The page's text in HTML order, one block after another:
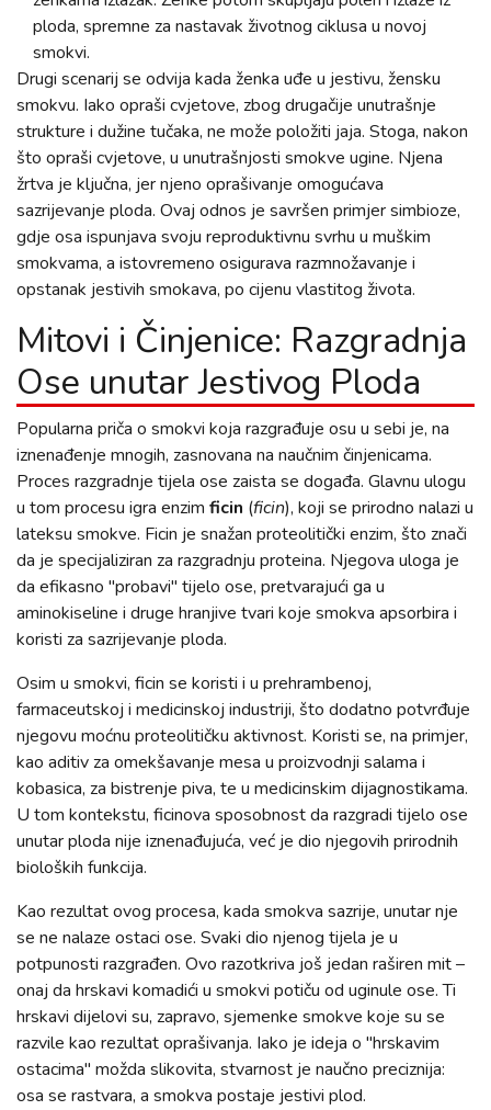
ploda, spremne za nastavak životnog ciklusa u novoj
smokvi.
Drugi scenarij se odvija kada ženka uđe u jestivu, žensku
smokvu. Iako opraši cvjetove, zbog drugačije unutrašnje
strukture i dužine tučaka, ne može položiti jaja. Stoga, nakon
što opraši cvjetove, u unutrašnjosti smokve ugine. Njena
žrtva je ključna, jer njeno oprašivanje omogućava
sazrijevanje ploda. Ovaj odnos je savršen primjer simbioze,
gdje osa ispunjava svoju reproduktivnu svrhu u muškim
smokvama, a istovremeno osigurava razmnožavanje i
opstanak jestivih smokava, po cijenu vlastitog života.
Mitovi i Činjenice: Razgradnja
Ose unutar Jestivog Ploda
Popularna priča o smokvi koja razgrađuje osu u sebi je, na
iznenađenje mnogih, zasnovana na naučnim činjenicama.
Proces razgradnje tijela ose zaista se događa. Glavnu ulogu
u tom procesu igra enzim ficin (ficin), koji se prirodno nalazi u
lateksu smokve. Ficin je snažan proteolitički enzim, što znači
da je specijaliziran za razgradnju proteina. Njegova uloga je
da efikasno "probavi" tijelo ose, pretvarajući ga u
aminokiseline i druge hranjive tvari koje smokva apsorbira i
koristi za sazrijevanje ploda.
Osim u smokvi, ficin se koristi i u prehrambenoj,
farmaceutskoj i medicinskoj industriji, što dodatno potvrđuje
njegovu moćnu proteolitičku aktivnost. Koristi se, na primjer,
kao aditiv za omekšavanje mesa u proizvodnji salama i
kobasica, za bistrenje piva, te u medicinskim dijagnostikama.
U tom kontekstu, ficinova sposobnost da razgradi tijelo ose
unutar ploda nije iznenađujuća, već je dio njegovih prirodnih
bioloških funkcija.
Kao rezultat ovog procesa, kada smokva sazrije, unutar nje
se ne nalaze ostaci ose. Svaki dio njenog tijela je u
potpunosti razgrađen. Ovo razotkriva još jedan raširen mit –
onaj da hrskavi komadići u smokvi potiču od uginule ose. Ti
hrskavi dijelovi su, zapravo, sjemenke smokve koje su se
razvile kao rezultat oprašivanja. Iako je ideja o "hrskavim
ostacima" možda slikovita, stvarnost je naučno preciznija:
osa se rastvara, a smokva postaje jestivi plod.